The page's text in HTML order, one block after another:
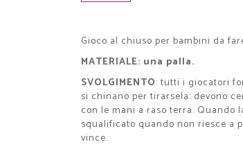
Gioco al chiuso per bambini da
MATERIALE: una palla.
SVOLGIMENTO: tutti i giocatori
si chinano per tirarsela: devono
con le mani a raso terra. Quando
squalificato quando non riesce a
vince.